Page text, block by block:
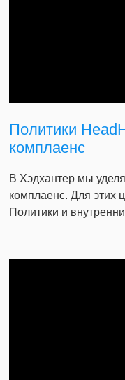
Политики
комплаенс
В Хэдхантер мы
комплаенс. Для этих
Политики и